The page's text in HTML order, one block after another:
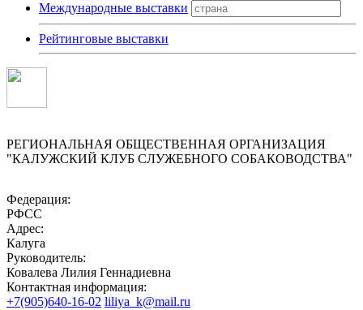
Международные выставки
Рейтинговые выставки
РЕГИОНАЛЬНАЯ ОБЩЕСТВЕННАЯ ОРГАНИЗАЦИЯ
"КАЛУЖСКИЙ КЛУБ СЛУЖЕБНОГО СОБАКОВОДСТВА"
Федерация:
РФСС
Адрес:
Калуга
Руководитель:
Ковалева Лилия Геннадиевна
Контактная информация:
+7(905)640-16-02 liliya_k@mail.ru